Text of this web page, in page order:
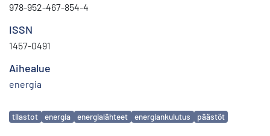
978-952-467-854-4
ISSN
1457-0491
Aihealue
energia
Avainsanat
tilastot energia energialähteet energiankulutus päästöt